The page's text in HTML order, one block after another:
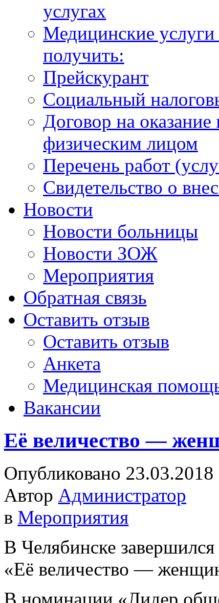
услугах
Медицинские
получить:
Прейскурант
Социальный
Договор на
физическим лицом
Перечень работ
Свидетельство о
Новости
Новости больницы
Новости ЗОЖ
Мероприятия
Обратная связь
Оставить отзыв
Оставить отзыв
Анкета
Медицинская
Вакансии
Её величество —
Опубликовано 23.03.2018
Автор Администратор
в Мероприятия
В Челябинске
«Её величество —
В номинации «Лидер